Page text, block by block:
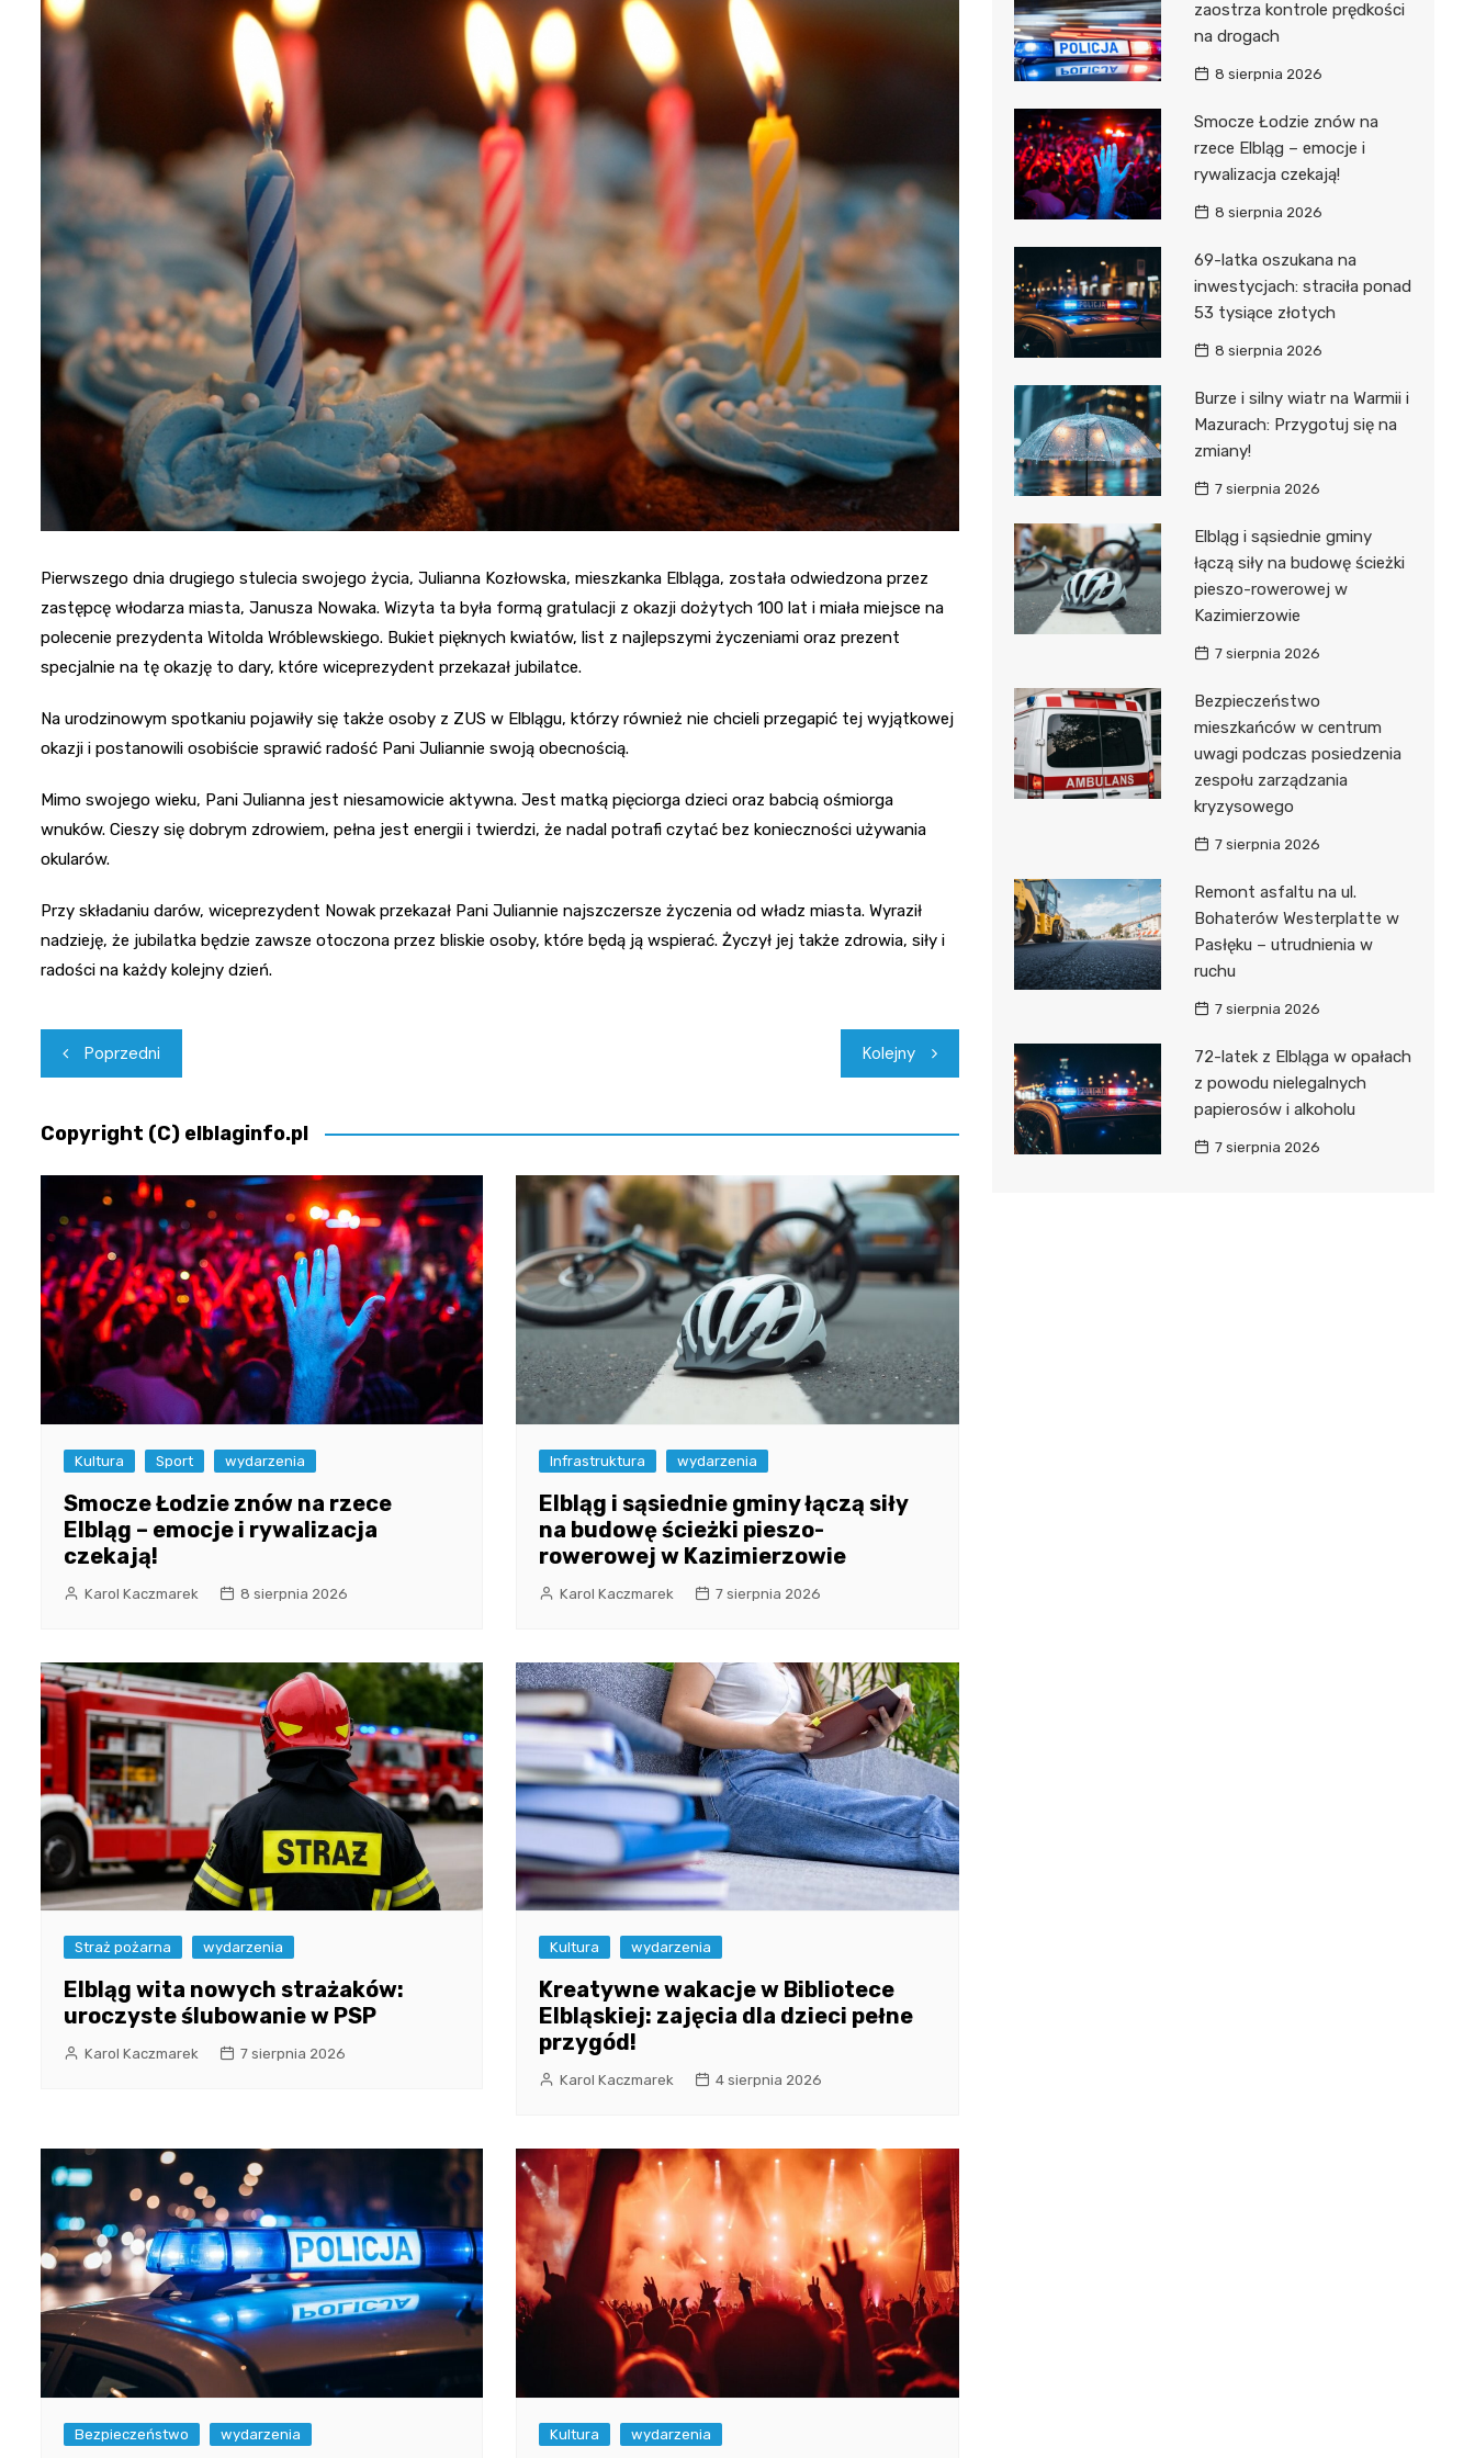
Fryzjer
Poczta
Kino
Pierwszego dnia drugiego stulecia swojego życia, Julianna Kozłowska, mieszkanka Elbląga, została odwiedzona przez
zastępcę włodarza miasta, Janusza Nowaka. Wizyta ta była formą gratulacji z okazji dożytych 100 lat i miała miejsce na
polecenie prezydenta Witolda Wróblewskiego. Bukiet pięknych kwiatów, list z najlepszymi życzeniami oraz prezent
specjalnie na tę okazję to dary, które wiceprezydent przekazał jubilatce.
Na urodzinowym spotkaniu pojawiły się także osoby z ZUS w Elblągu, którzy również nie chcieli przegapić tej wyjątkowej
okazji i postanowili osobiście sprawić radość Pani Juliannie swoją obecnością.
Mimo swojego wieku, Pani Julianna jest niesamowicie aktywna. Jest matką pięciorga dzieci oraz babcią ośmiorga
wnuków. Cieszy się dobrym zdrowiem, pełna jest energii i twierdzi, że nadal potrafi czytać bez konieczności używania
okularów.
Przy składaniu darów, wiceprezydent Nowak przekazał Pani Juliannie najszczersze życzenia od władz miasta. Wyraził
nadzieję, że jubilatka będzie zawsze otoczona przez bliskie osoby, które będą ją wspierać. Życzył jej także zdrowia, siły i
radości na każdy kolejny dzień.
Nawigacja
wpisu
Poprzedni Kolejny
Copyright (C) elblaginfo.pl
Kultura Sport wydarzenia
Smocze Łodzie znów na rzece
Elbląg – emocje i rywalizacja
czekają!
Karol Kaczmarek 8 sierpnia 2026
Infrastruktura wydarzenia
Elbląg i sąsiednie gminy łączą siły
na budowę ścieżki pieszo-
rowerowej w Kazimierzowie
Karol Kaczmarek 7 sierpnia 2026
Straż pożarna wydarzenia
Elbląg wita nowych strażaków:
uroczyste ślubowanie w PSP
Karol Kaczmarek 7 sierpnia 2026
Kultura wydarzenia
Kreatywne wakacje w Bibliotece
Elbląskiej: zajęcia dla dzieci pełne
przygód!
Karol Kaczmarek 4 sierpnia 2026
Bezpieczeństwo wydarzenia Kultura wydarzenia
zaostrza kontrole prędkości
na drogach
8 sierpnia 2026
Smocze Łodzie znów na
rzece Elbląg – emocje i
rywalizacja czekają!
8 sierpnia 2026
69-latka oszukana na
inwestycjach: straciła ponad
53 tysiące złotych
8 sierpnia 2026
Burze i silny wiatr na Warmii i
Mazurach: Przygotuj się na
zmiany!
7 sierpnia 2026
Elbląg i sąsiednie gminy
łączą siły na budowę ścieżki
pieszo-rowerowej w
Kazimierzowie
7 sierpnia 2026
Bezpieczeństwo
mieszkańców w centrum
uwagi podczas posiedzenia
zespołu zarządzania
kryzysowego
7 sierpnia 2026
Remont asfaltu na ul.
Bohaterów Westerplatte w
Pasłęku – utrudnienia w
ruchu
7 sierpnia 2026
72-latek z Elbląga w opałach
z powodu nielegalnych
papierosów i alkoholu
7 sierpnia 2026